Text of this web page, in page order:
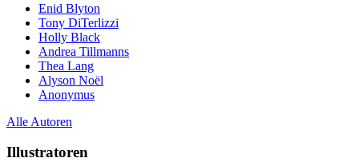
Enid Blyton
Tony DiTerlizzi
Holly Black
Andrea Tillmanns
Thea Lang
Alyson Noël
Anonymus
Alle Autoren
Illustratoren